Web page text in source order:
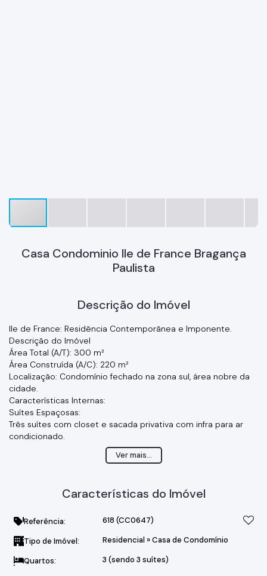
Casa Condominio Ile de France Bragança
Paulista
Descrição do Imóvel
Ile de France: Residência Contemporânea e Imponente.
Descrição do Imóvel
Área Total (A/T): 300 m²
Área Construída (A/C): 220 m²
Localização: Condomínio fechado na zona sul, área nobre da
cidade.
Características Internas:
Suítes Espaçosas:
Três suítes com closet e sacada privativa com infra para ar
condicionado.
Sala de Estar com pé direito duplo, proporcionando
para receber convidados.
Cozinha Moderna:
Área gourmet com lavabo de apoio, perfeita para momentos
de descontração.
Lazer e Exteriores:
Ver mais...
Características do Imóvel
Referência: 618 (CC0647)
Tipo de Imóvel: Residencial »Casa de Condomínio
Quartos: 3 (sendo 3 suítes)